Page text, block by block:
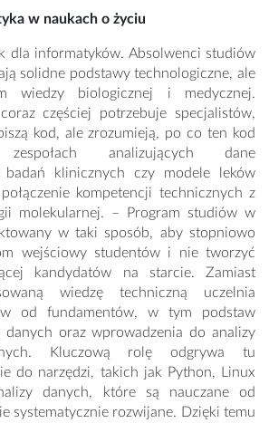
w naukach o życiu
dla informatyków. Absolwenci studiów
solidne podstawy technologiczne, ale
wiedzy biologicznej i medycznej.
częściej potrzebuje specjalistów,
kod, ale zrozumieją, po co ten kod
analizujących dane
badań klinicznych czy modele leków
kompetencji technicznych z
molekularnej. – Program studiów w
w taki sposób, aby stopniowo
wejściowy studentów i nie tworzyć
kandydatów na starcie. Zamiast
wiedzę techniczną uczelnia
od fundamentów, w tym podstaw
danych oraz wprowadzenia do analizy
Kluczową rolę odgrywa tu
do narzędzi, takich jak Python, Linux
danych, które są nauczane od
systematycznie rozwijane. Dzięki temu